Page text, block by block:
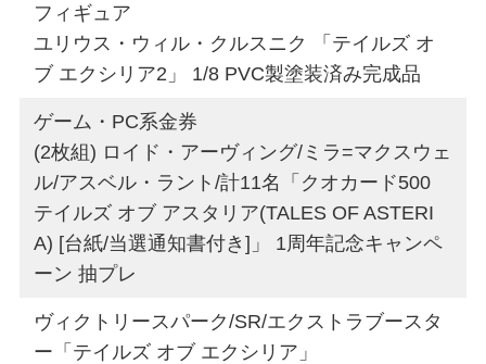
フィギュア
ユリウス・ウィル・クルスニク 「テイルズ オ
ブ エクシリア2」 1/8 PVC製塗装済み完成品
ゲーム・PC系金券
(2枚組) ロイド・アーヴィング/ミラ=マクスウェ
ル/アスベル・ラント/計11名「クオカード500
テイルズ オブ アスタリア(TALES OF ASTERI
A) [台紙/当選通知書付き]」 1周年記念キャンペ
ーン 抽プレ
ヴィクトリースパーク/SR/エクストラブースタ
ー「テイルズ オブ エクシリア」